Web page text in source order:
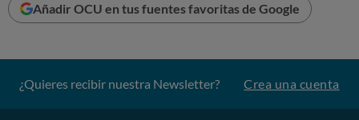
Añadir OCU en tus fuentes favoritas de Google
¿Quieres recibir nuestra Newsletter? Crea una cuenta